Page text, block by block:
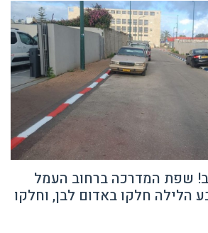
שפת המדרכה ברחוב העמל
הלילה חלקו באדום לבן, וחלקו